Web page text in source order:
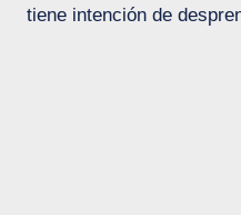
tiene intención de